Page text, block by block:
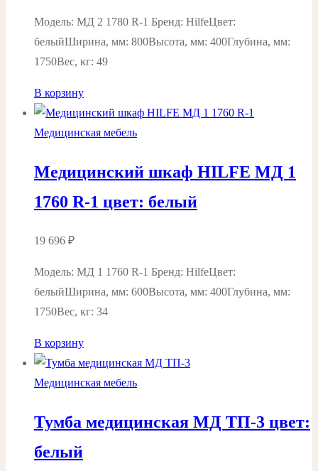
Модель: МД 2 1780 R-1 Бренд: HilfeЦвет:
белыйШирина, мм: 800Высота, мм: 400Глубина, мм:
1750Вес, кг: 49
В корзину
Медицинская мебель
Медицинский шкаф HILFE МД 1
1760 R-1 цвет: белый
19 696 ₽
Модель: МД 1 1760 R-1 Бренд: HilfeЦвет:
белыйШирина, мм: 600Высота, мм: 400Глубина, мм:
1750Вес, кг: 34
В корзину
Медицинская мебель
Тумба медицинская МД ТП-3 цвет:
белый